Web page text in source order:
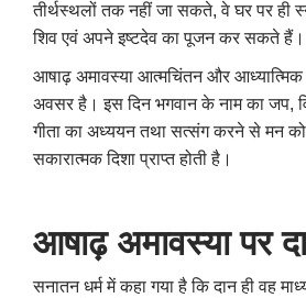
तीर्थस्थलों तक नहीं जा सकते, वे घर पर ही
शिव एवं अपने इष्टदेव का पूजन कर सकते हैं।
आषाढ़ अमावस्या आत्मचिंतन और आध्यात्मिक
अवसर है। इस दिन भगवान के नाम का जप,
गीता का अध्ययन तथा सत्संग करने से मन
सकारात्मक दिशा प्राप्त होती है।
आषाढ़ अमावस्या पर
सनातन धर्म में कहा गया है कि दान ही वह